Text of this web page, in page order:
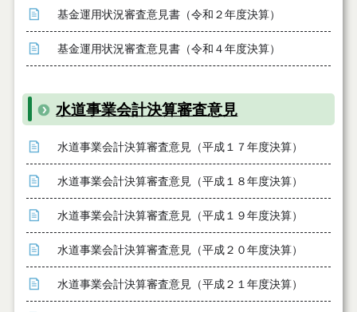
基金運用状況審査意見書（令和２年度決算）
基金運用状況審査意見書（令和４年度決算）
水道事業会計決算審査意見
水道事業会計決算審査意見（平成１７年度決算）
水道事業会計決算審査意見（平成１８年度決算）
水道事業会計決算審査意見（平成１９年度決算）
水道事業会計決算審査意見（平成２０年度決算）
水道事業会計決算審査意見（平成２１年度決算）